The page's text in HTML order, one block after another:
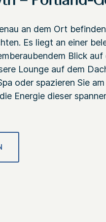
an dem Ort
Es liegt an einer
Blick auf
Lounge auf dem
oder spazieren Sie
Energie dieser